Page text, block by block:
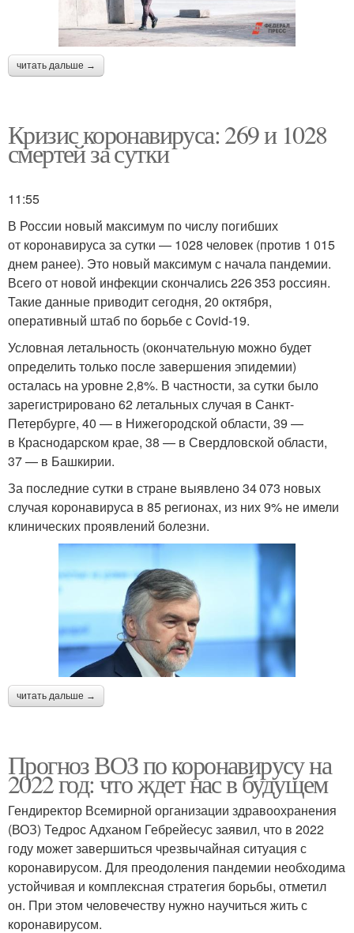
читать дальше →
Кризис коронавируса: 269 и 1028
смертей за сутки
11:55
В России новый максимум по числу погибших
от коронавируса за сутки — 1028 человек (против 1 015
днем ранее). Это новый максимум с начала пандемии.
Всего от новой инфекции скончались 226 353 россиян.
Такие данные приводит сегодня, 20 октября,
оперативный штаб по борьбе с Covid-19.
Условная летальность (окончательную можно будет
определить только после завершения эпидемии)
осталась на уровне 2,8%. В частности, за сутки было
зарегистрировано 62 летальных случая в Санкт-
Петербурге, 40 — в Нижегородской области, 39 —
в Краснодарском крае, 38 — в Свердловской области,
37 — в Башкирии.
За последние сутки в стране выявлено 34 073 новых
случая коронавируса в 85 регионах, из них 9% не имели
клинических проявлений болезни.
читать дальше →
Прогноз ВОЗ по коронавирусу на
2022 год: что ждет нас в будущем
Гендиректор Всемирной организации здравоохранения
(ВОЗ) Тедрос Адханом Гебрейесус заявил, что в 2022
году может завершиться чрезвычайная ситуация с
коронавирусом. Для преодоления пандемии необходима
устойчивая и комплексная стратегия борьбы, отметил
он. При этом человечеству нужно научиться жить с
коронавирусом.